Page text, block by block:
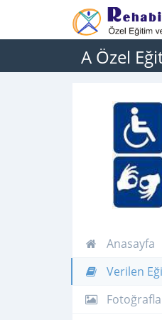
A Özel
Anasayfa
Verilen